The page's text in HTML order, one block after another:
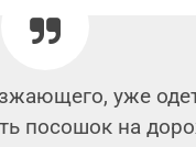
уже
посошок на